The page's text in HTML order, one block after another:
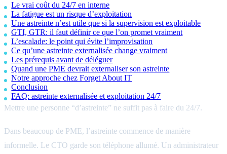
Le vrai coût du 24/7 en interne
La fatigue est un risque d’exploitation
Une astreinte n’est utile que si la supervision est exploitable
GTI, GTR: il faut définir ce que l’on promet vraiment
L’escalade: le point qui évite l’improvisation
Ce qu’une astreinte externalisée change vraiment
Les prérequis avant de déléguer
Quand une PME devrait externaliser son astreinte
Notre approche chez Forget About IT
Conclusion
FAQ: astreinte externalisée et exploitation 24/7
Mettre une personne “d’astreinte” ne suffit pas à faire du 24/7.
Dans beaucoup de PME, l’astreinte commence de manière
informelle. Le CTO garde son téléphone allumé. Un administrateur